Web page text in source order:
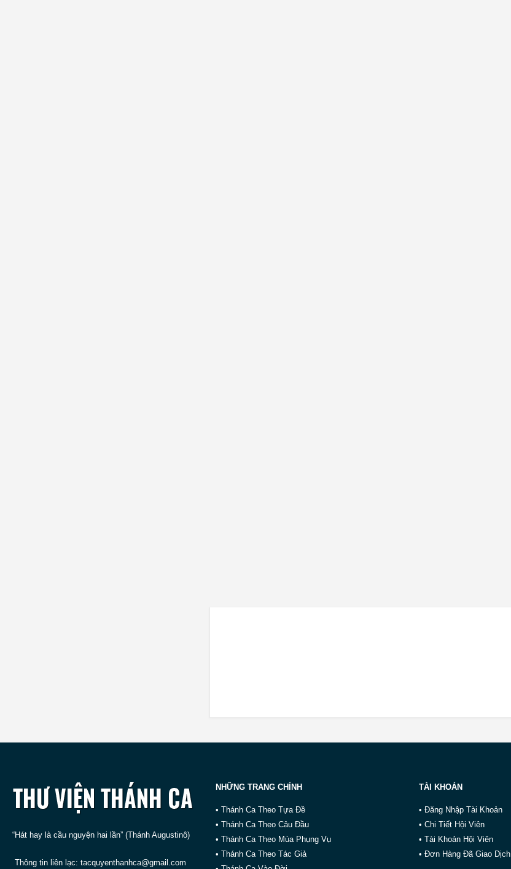
“Hát hay là cầu nguyện hai lần” (Thánh Augustinô)
Thông tin liên lạc: tacquyenthanhca@gmail.com
NHỮNG TRANG CHÍNH
• Thánh Ca Theo Tựa Đề
• Thánh Ca Theo Câu Đầu
• Thánh Ca Theo Mùa Phụng Vụ
• Thánh Ca Theo Tác Giả
TÀI KHOẢN
• Đăng Nhập Tài Khoản
• Chi Tiết Hội Viên
• Tài Khoản Hội Viên
• Đơn Hàng Đã Giao Dịch